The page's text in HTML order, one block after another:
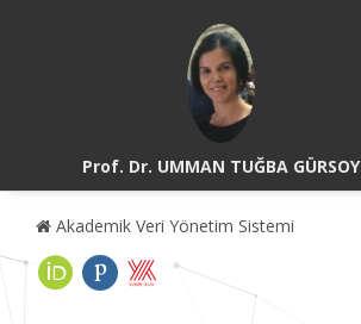
Prof. Dr. UMMAN TUĞBA GÜRSOY
Akademik Veri Yönetim Sistemi